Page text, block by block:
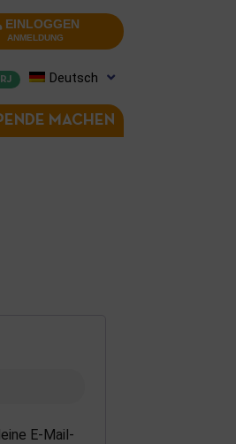
EINLOGGEN
ANMELDUNG
Deutsch
MACHEN
E-Mail-